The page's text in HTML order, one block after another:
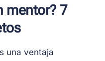
mentor? 7
una ventaja